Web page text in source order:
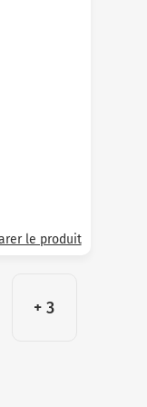
+ 3
le produit